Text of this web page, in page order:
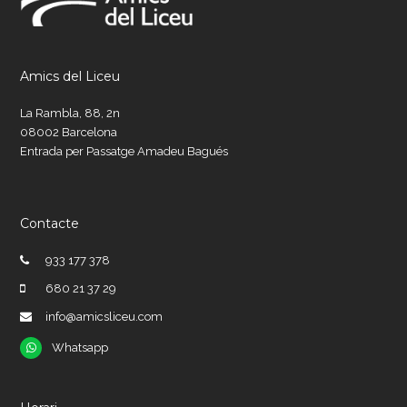
Amics del Liceu
La Rambla, 88, 2n
08002 Barcelona
Entrada per Passatge Amadeu Bagués
Contacte
933 177 378
680 21 37 29
info@amicsliceu.com
Whatsapp
Whatsapp